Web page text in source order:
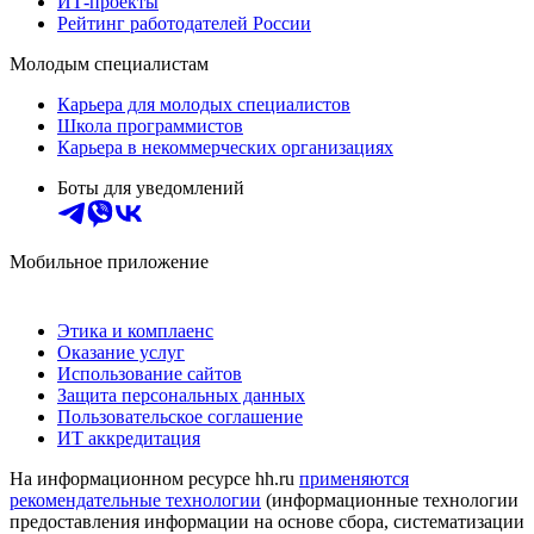
Рейтинг работодателей России
Молодым специалистам
Карьера для молодых специалистов
Школа программистов
Карьера в некоммерческих организациях
Боты для уведомлений
Мобильное приложение
Этика и комплаенс
Оказание услуг
Использование сайтов
Защита персональных данных
Пользовательское соглашение
ИТ аккредитация
На информационном ресурсе hh.ru применяются
рекомендательные технологии (информационные технологии
предоставления информации на основе сбора, систематизации